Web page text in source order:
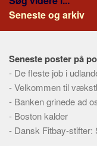
Seneste og arkiv
Seneste poster på
- De fleste job i
-Velkommen til
- Banken grinede ad
- Boston kalder
- Dansk Fitbay-